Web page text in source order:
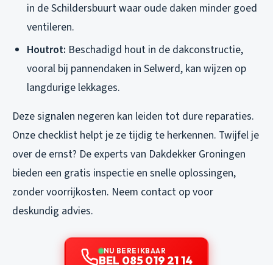
in de Schildersbuurt waar oude daken minder goed
ventileren.
Houtrot: Beschadigd hout in de dakconstructie,
vooral bij pannendaken in Selwerd, kan wijzen op
langdurige lekkages.
Deze signalen negeren kan leiden tot dure reparaties.
Onze checklist helpt je ze tijdig te herkennen. Twijfel je
over de ernst? De experts van Dakdekker Groningen
bieden een gratis inspectie en snelle oplossingen,
zonder voorrijkosten. Neem contact op voor
deskundig advies.
NU BEREIKBAAR
BEL 085 019 21 14